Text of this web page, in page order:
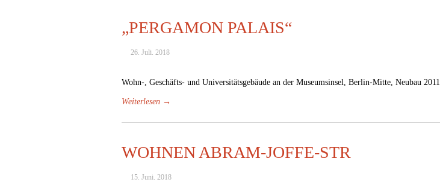
„PERGAMON PALAIS“
26. Juli. 2018
Wohn-, Geschäfts- und Universitätsgebäude an der Museumsinsel, Berlin-Mitte, Neubau 2011
Weiterlesen →
WOHNEN ABRAM-JOFFE-STR
15. Juni. 2018